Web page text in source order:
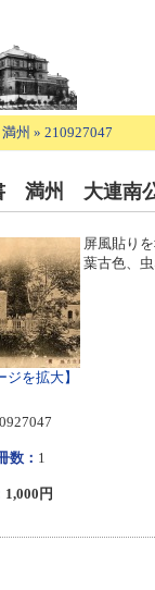
満州 » 210927047
満州 大連南
ジを拡大】
屏風貼り
葉古色、虫
数： 1
1,000円